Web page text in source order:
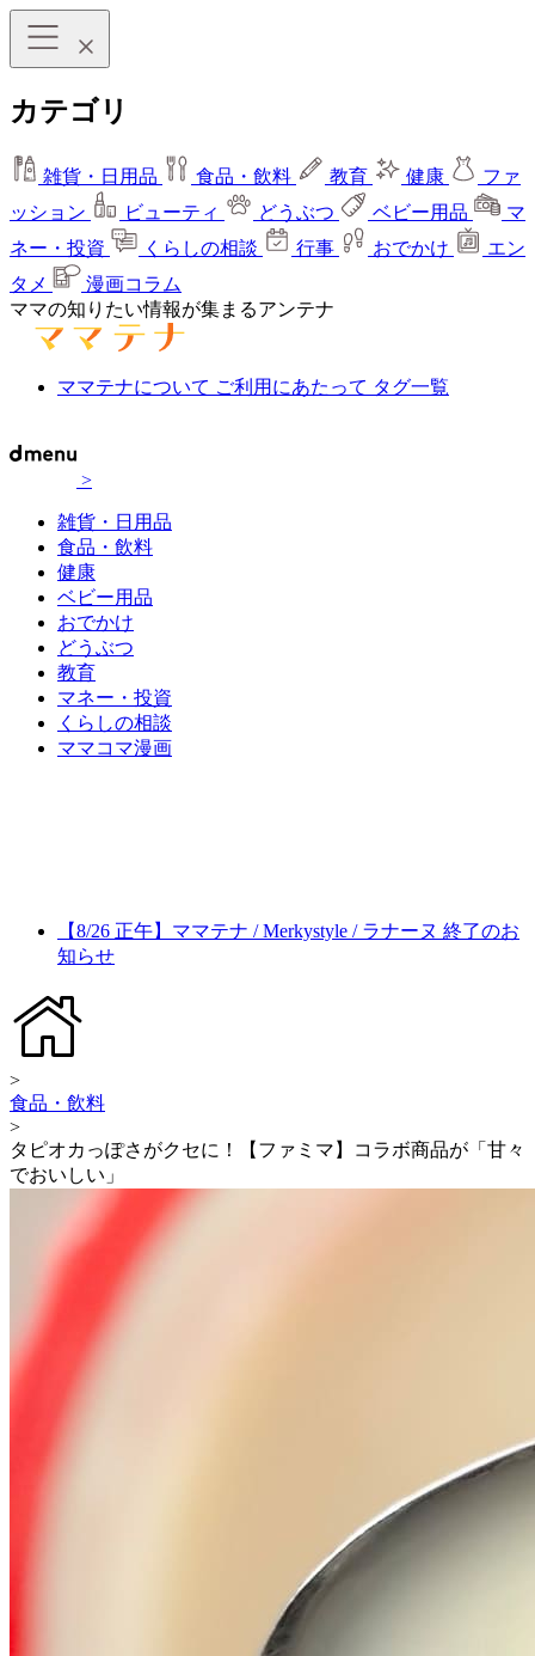
カテゴリ
雑貨・日用品 食品・飲料 教育 健康
ファ
ッション
ビューティ どうぶつ ベビー用品
マ
ネー・投資
くらしの相談 行事 おでかけ
エン
タメ
漫画コラム
ママの知りたい情報が集まるアンテナ
ママテナについて ご利用にあたって タグ一覧
>
雑貨・日用品
食品・飲料
健康
ベビー用品
おでかけ
どうぶつ
教育
マネー・投資
くらしの相談
ママコマ漫画
【8/26 正午】ママテナ / Merkystyle / ラナーヌ 終了のお
知らせ
>
食品・飲料
>
タピオカっぽさがクセに！【ファミマ】コラボ商品が「甘々
でおいしい」